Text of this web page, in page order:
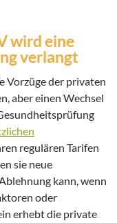
wird eine
verlangt
Vorzüge der privaten
aber einen Wechsel
regulären Tarifen
sie neue
kann, wenn
oder
erhebt die private